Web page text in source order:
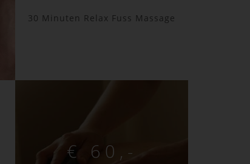
30 Minuten Relax Fuss Massage
€ 60,-